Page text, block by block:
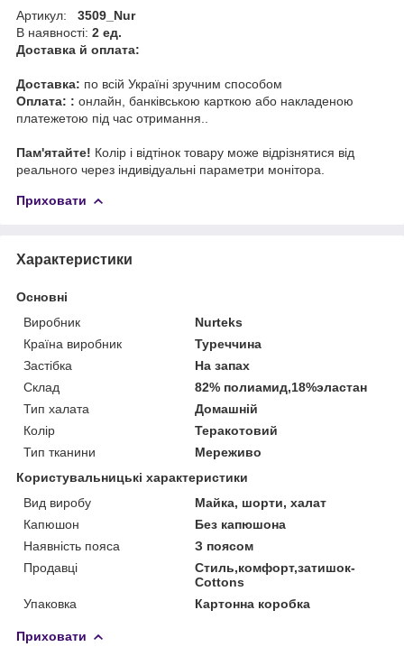
Артикул: 3509_Nur
В наявності: 2 ед.
Доставка й оплата:
Доставка: по всій Україні зручним способом
Оплата: : онлайн, банківською карткою або накладеною
платежетою під час отримання..
Пам'ятайте! Колір і відтінок товару може відрізнятися від
реального через індивідуальні параметри монітора.
Приховати
Характеристики
Основні
Виробник
Nurteks
Країна виробник
Туреччина
Застібка
На запах
Склад
82% полиамид,18%эластан
Тип халата
Домашній
Колір
Теракотовий
Тип тканини
Мереживо
Користувальницькі характеристики
Вид виробу
Майка, шорти, халат
Капюшон
Без капюшона
Наявність пояса
З поясом
Продавці
Стиль,комфорт,затишок-
Cottons
Упаковка
Картонна коробка
Приховати